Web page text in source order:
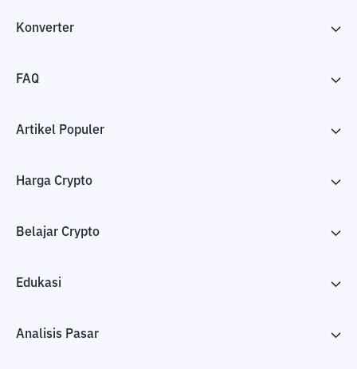
Konverter
FAQ
Artikel Populer
Harga Crypto
Belajar Crypto
Edukasi
Analisis Pasar